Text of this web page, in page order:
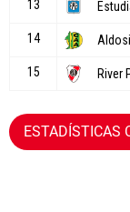
ESTADÍSTICAS